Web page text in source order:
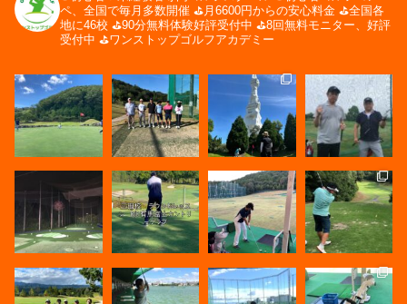
ペ、全国で毎月多数開催 ⛳️月6600円からの安心料金 ⛳️全国各
地に46校 ⛳️90分無料体験好評受付中 ⛳️8回無料モニター、好評
受付中 ⛳️ワンストップゴルフアカデミー